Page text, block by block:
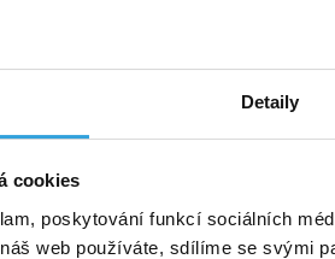
Detaily
cookies
poskytování funkcí sociálních
web používáte, sdílíme se svými